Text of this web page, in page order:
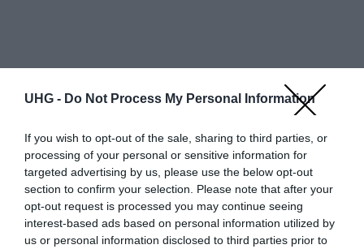
UHG - Do Not Process My Personal Information
If you wish to opt-out of the sale, sharing to third parties, or
processing of your personal or sensitive information for
targeted advertising by us, please use the below opt-out
section to confirm your selection. Please note that after your
opt-out request is processed you may continue seeing
interest-based ads based on personal information utilized by
us or personal information disclosed to third parties prior to
Egy oldalon találat
Bolt neve
Részlet
ek
Állapot Szín Bruttó ár